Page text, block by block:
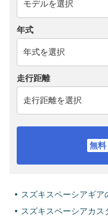
年式
走行距離
スズキスペーシアギア
スズキスペーシアカス